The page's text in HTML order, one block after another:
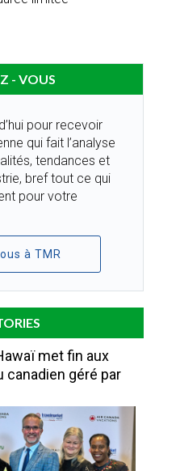
- VOUS
pour recevoir
qui fait l’analyse
tendances et
bref tout ce qui
pour votre
à TMR
met fin aux
canadien géré par